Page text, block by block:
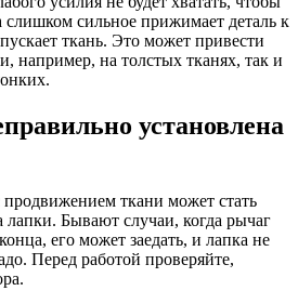
слишком сильное прижимает деталь к
ткань. Это может привести
например, на толстых тканях, так и
установлена
ткани может стать
лапки. Бывают случаи, когда рычаг
его может заедать, и лапка не
Перед работой проверяйте,